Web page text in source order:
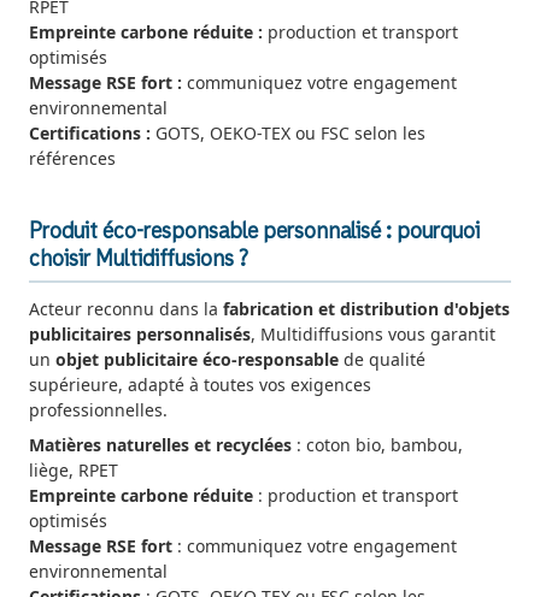
RPET
Empreinte carbone réduite : production et transport
optimisés
Message RSE fort : communiquez votre engagement
environnemental
Certifications : GOTS, OEKO-TEX ou FSC selon les
références
Produit éco-responsable personnalisé : pourquoi
choisir Multidiffusions ?
Acteur reconnu dans la fabrication et distribution d'objets
publicitaires personnalisés, Multidiffusions vous garantit
un objet publicitaire éco-responsable de qualité
supérieure, adapté à toutes vos exigences
professionnelles.
Matières naturelles et recyclées : coton bio, bambou,
liège, RPET
Empreinte carbone réduite : production et transport
optimisés
Message RSE fort : communiquez votre engagement
environnemental